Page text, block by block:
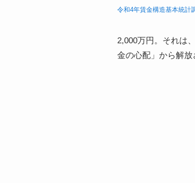
令和4年賃金構造基本統計
2,000万円。それは
金の心配」から解放